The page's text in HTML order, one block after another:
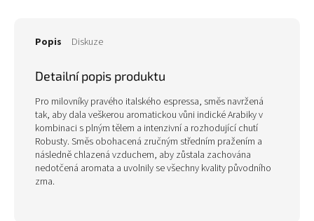
Popis Diskuze
Detailní popis produktu
Pro milovníky pravého italského espressa, směs navržená
tak, aby dala veškerou aromatickou vůni indické Arabiky v
kombinaci s plným tělem a intenzivní a rozhodující chutí
Robusty. Směs obohacená zručným středním pražením a
následně chlazená vzduchem, aby zůstala zachována
nedotčená aromata a uvolnily se všechny kvality původního
zrna.